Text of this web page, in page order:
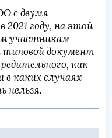
с двумя
году, на этой
участникам
документ
как
каких случаях
нельзя.